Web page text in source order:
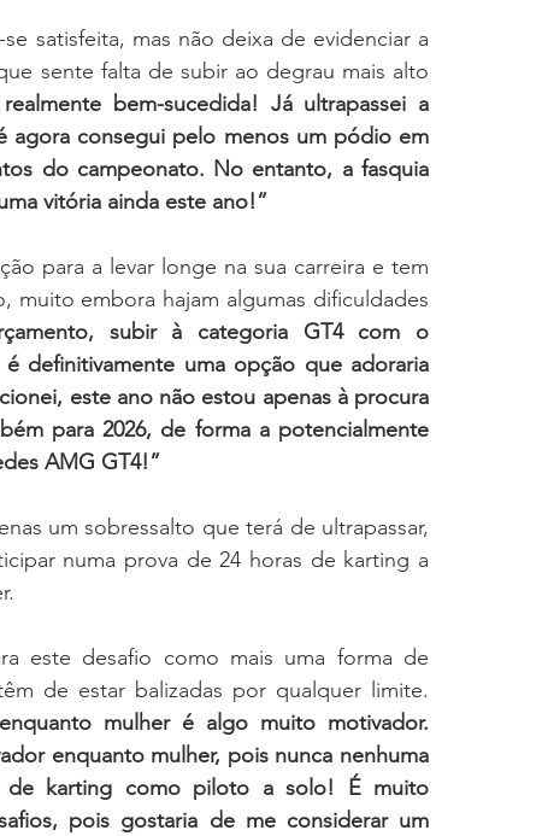
satisfeita, mas não deixa de evidenciar a
sente falta de subir ao degrau mais alto
bem-sucedida! Já ultrapassei a
consegui pelo menos um pódio em
do campeonato. No entanto, a fasquia
vitória ainda este ano!”
para a levar longe na sua carreira e tem
embora hajam algumas dificuldades
subir à categoria GT4 com o
definitivamente uma opção que adoraria
este ano não estou apenas à procura
para 2026, de forma a potencialmente
AMG GT4!”
um sobressalto que terá de ultrapassar,
numa prova de 24 horas de karting a
este desafio como mais uma forma de
mulher é algo muito motivador.
enquanto mulher, pois nunca nenhuma
de karting como piloto a solo! É muito
pois gostaria de me considerar um